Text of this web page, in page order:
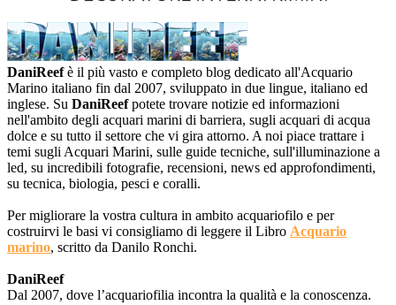
DaniReefè il più vasto e completo blog dedicato all'Acquario
Marino italiano fin dal 2007, sviluppato in due lingue, italiano ed
inglese. Su DaniReefpotete trovare notizie ed informazioni
nell'ambito degli acquari marini di barriera, sugli acquari di acqua
dolce e su tutto il settore che vi gira attorno. A noi piace trattare i
temi sugli Acquari Marini, sulle guide tecniche, sull'illuminazione a
led, su incredibili fotografie, recensioni, news ed approfondimenti,
su tecnica, biologia, pesci e coralli.
Per migliorare la vostra cultura in ambito acquariofilo e per
costruirvi le basi vi consigliamo di leggere il Libro Acquario
marino, scritto da Danilo Ronchi.
DaniReef
Dal 2007, dove l’acquariofilia incontra la qualità e la conoscenza.